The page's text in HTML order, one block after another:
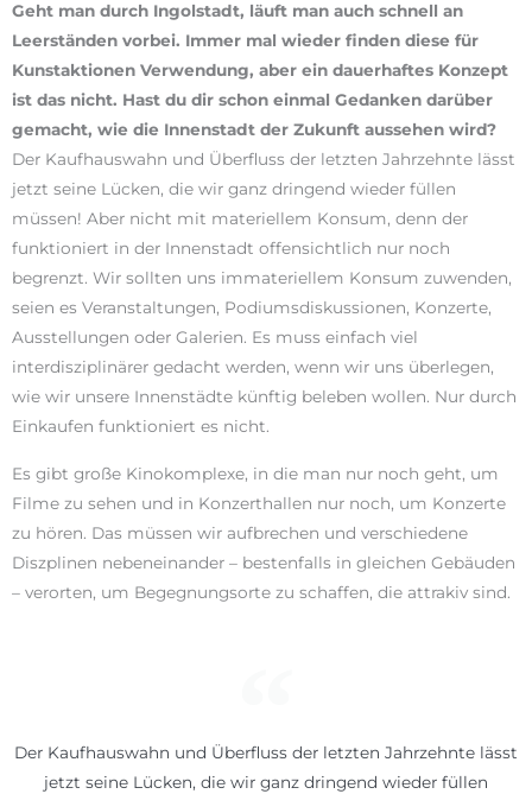
Geht man durch Ingolstadt, läuft man auch schnell an
Leerständen vorbei. Immer mal wieder finden diese für
Kunstaktionen Verwendung, aber ein dauerhaftes Konzept
ist das nicht. Hast du dir schon einmal Gedanken darüber
gemacht, wie die Innenstadt der Zukunft aussehen wird?
Der Kaufhauswahn und Überfluss der letzten Jahrzehnte lässt
jetzt seine Lücken, die wir ganz dringend wieder füllen
müssen! Aber nicht mit materiellem Konsum, denn der
funktioniert in der Innenstadt offensichtlich nur noch
begrenzt. Wir sollten uns immateriellem Konsum zuwenden,
seien es Veranstaltungen, Podiumsdiskussionen, Konzerte,
Ausstellungen oder Galerien. Es muss einfach viel
interdisziplinärer gedacht werden, wenn wir uns überlegen,
wie wir unsere Innenstädte künftig beleben wollen. Nur durch
Einkaufen funktioniert es nicht.
Es gibt große Kinokomplexe, in die man nur noch geht, um
Filme zu sehen und in Konzerthallen nur noch, um Konzerte
zu hören. Das müssen wir aufbrechen und verschiedene
Diszplinen nebeneinander – bestenfalls in gleichen Gebäuden
– verorten, um Begegnungsorte zu schaffen, die attrakiv sind.
Der Kaufhauswahn und Überfluss der letzten Jahrzehnte lässt
jetzt seine Lücken, die wir ganz dringend wieder füllen